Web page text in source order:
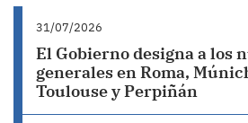
31/07/2026
El Gobierno designa a los
generales en Roma,
Toulouse y Perpiñán